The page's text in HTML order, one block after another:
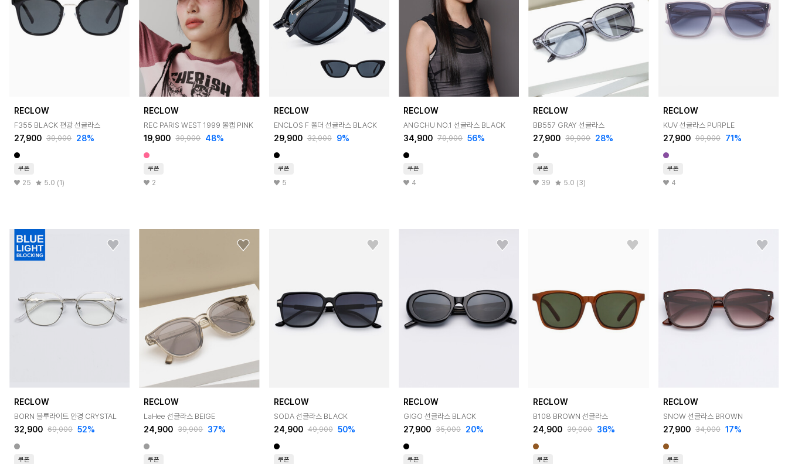
RECLOW
F355 BLACK 편광 선글라스
27,900 39,000 28%
쿠폰
25 5.0 (1)
RECLOW
REC PARIS WEST 1999 볼캡 PINK
19,900 39,000 48%
쿠폰
2
RECLOW
ENCLOS F 폴더 선글라스 BLACK
29,900 32,900 9%
쿠폰
5
RECLOW
ANGCHU NO.1 선글라스 BLACK
34,900 79,900 56%
쿠폰
4
RECLOW
BB557 GRAY 선글라스
27,900 39,000 28%
쿠폰
39 5.0 (3)
RECLOW
KUV 선글라스 PURPLE
27,900 99,000 71%
쿠폰
4
RECLOW
BORN 블루라이트 안경 CRYSTAL
32,900 69,000 52%
쿠폰
RECLOW
LaHee 선글라스 BEIGE
24,900 39,900 37%
쿠폰
RECLOW
SODA 선글라스 BLACK
24,900 49,900 50%
쿠폰
RECLOW
GIGO 선글라스 BLACK
27,900 35,000 20%
쿠폰
RECLOW
B108 BROWN 선글라스
24,900 39,000 36%
쿠폰
RECLOW
SNOW 선글라스 BROWN
27,900 34,000 17%
쿠폰